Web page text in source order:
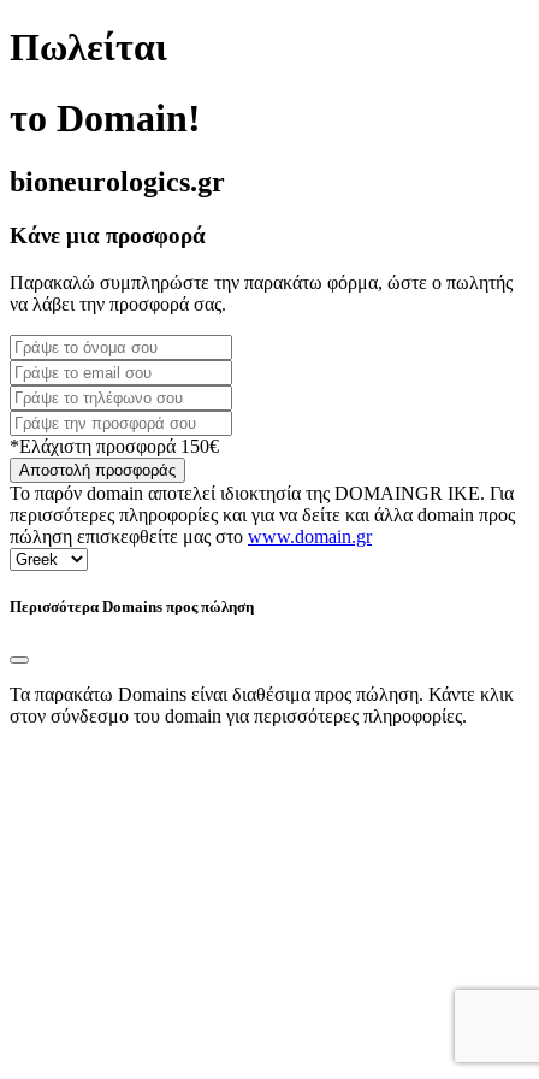
Πωλείται
το Domain!
bioneurologics.gr
Κάνε μια προσφορά
Παρακαλώ συμπληρώστε την παρακάτω φόρμα, ώστε ο πωλητής
να λάβει την προσφορά σας.
*Ελάχιστη προσφορά 150€
Αποστολή προσφοράς
Το παρόν domain αποτελεί ιδιοκτησία της DOMAINGR ΙΚΕ. Για
περισσότερες πληροφορίες και για να δείτε και άλλα domain προς
πώληση επισκεφθείτε μας στο www.domain.gr
Περισσότερα Domains προς πώληση
Τα παρακάτω Domains είναι διαθέσιμα προς πώληση. Κάντε κλικ
στον σύνδεσμο του domain για περισσότερες πληροφορίες.